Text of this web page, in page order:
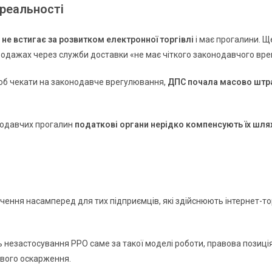
не встигає за розвитком електронної торгівлі і має прогалини.
через служби доставки «не має чіткого законодавчого
чекати на законодавче врегулювання, ДПС почала масово
прогалин податкові органи нерідко компенсують їх
насамперед для тих підприємців, які здійснюють інтернет-
незастосування РРО саме за такої моделі роботи, правова
оскарження.